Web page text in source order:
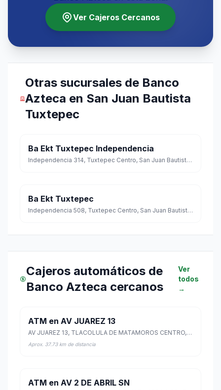
Ver Cajeros Cercanos
Otras sucursales de Banco
Azteca en San Juan Bautista
Tuxtepec
Ba Ekt Tuxtepec Independencia
Independencia 314, Tuxtepec Centro, San Juan Bautista Tuxtepec, Oaxaca
Ba Ekt Tuxtepec
Independencia 508, Tuxtepec Centro, San Juan Bautista Tuxtepec, Oaxaca
Cajeros automáticos de
Banco Azteca cercanos
Ver
todos
→
ATM en AV JUAREZ 13
AV JUAREZ 13, TLACOLULA DE MATAMOROS CENTRO, Tlacolula de Matamoros, Oaxaca
Aprox. 37.73 km de distancia
ATM en AV 2 DE ABRIL SN